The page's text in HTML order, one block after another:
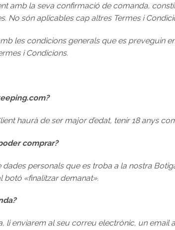
amb la seva confirmació de comanda,
No són aplicables cap altres Termes i
les condicions generals que es preveguin
i Condicions.
haurà de ser major d’edat, tenir 18 anys
comprar?
personals que es troba a la nostra
botó «finalitzar demanat».
li enviarem al seu correu electrònic, un